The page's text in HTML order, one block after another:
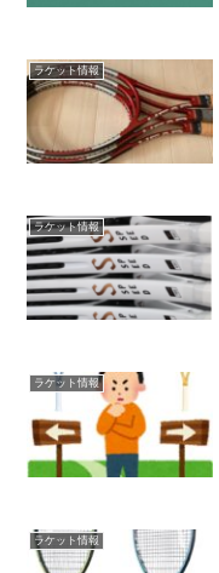
ラケット情報
ラケット情報
ラケット情報
ラケット情報